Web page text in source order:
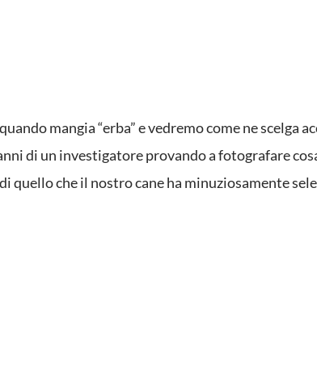
mangia “erba” e vedremo come ne scelga
di un investigatore provando a fotografare
quello che il nostro cane ha minuziosamente